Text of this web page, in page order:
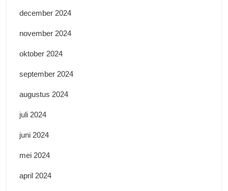
december 2024
november 2024
oktober 2024
september 2024
augustus 2024
juli 2024
juni 2024
mei 2024
april 2024